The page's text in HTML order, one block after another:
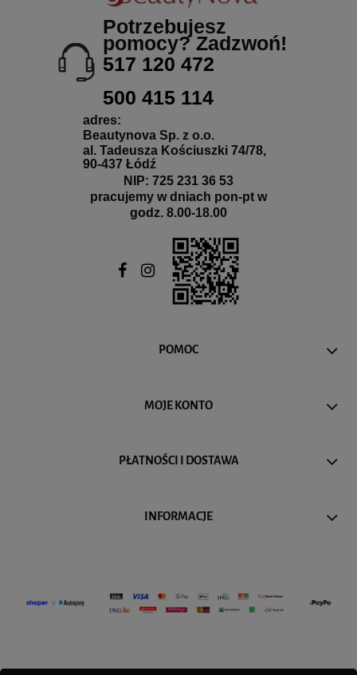
Potrzebujesz
pomocy? Zadzwoń!
517 120 472
500 415 114
adres:
Beautynova Sp. z o.o.
al. Tadeusza Kościuszki 74/78,
90-437 Łódź
NIP: 725 231 36 53
pracujemy w dniach pon-pt w
godz. 8.00-18.00
POMOC
MOJE KONTO
PŁATNOŚCI I DOSTAWA
INFORMACJE